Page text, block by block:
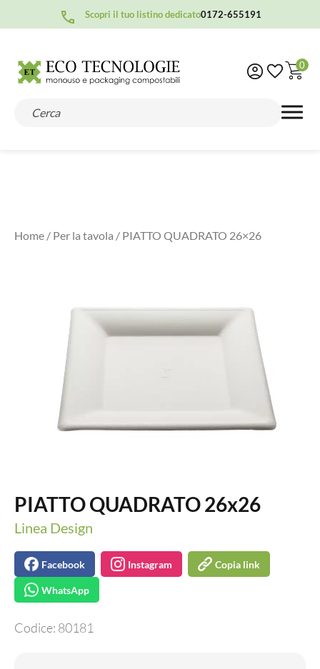
Scopri il tuo listino dedicato0172-655191
0
Home / Per la tavola / PIATTO QUADRATO 26×26
PIATTO QUADRATO 26x26
Linea Design
Facebook Instagram Copia link
WhatsApp
Codice: 80181